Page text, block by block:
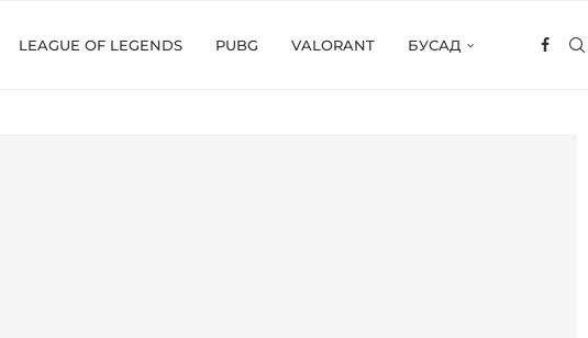
LEAGUE OF LEGENDS PUBG VALORANT БУСАД